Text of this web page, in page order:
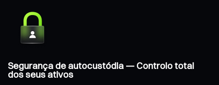
Segurança de autocustódia — Controlo total
dos seus ativos